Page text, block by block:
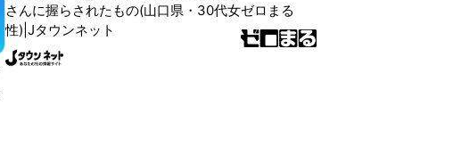
さんに握らされたもの(山口県・30代女
性)|Jタウンネット
ゼロまる